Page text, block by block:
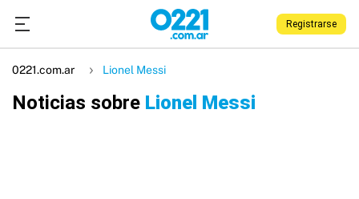
Registrarse
0221.com.ar Lionel Messi
Noticias sobre Lionel Messi